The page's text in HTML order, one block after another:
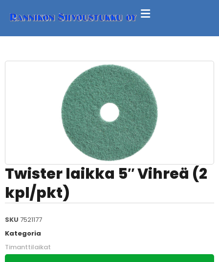
Twister laikka 5″ Vihreä (2
kpl/pkt)
SKU 7521177
Kategoria
Timanttilaikat